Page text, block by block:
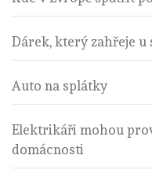
Dárek, který zahřeje u
Auto na splátky
Elektrikáři mohou
domácnosti